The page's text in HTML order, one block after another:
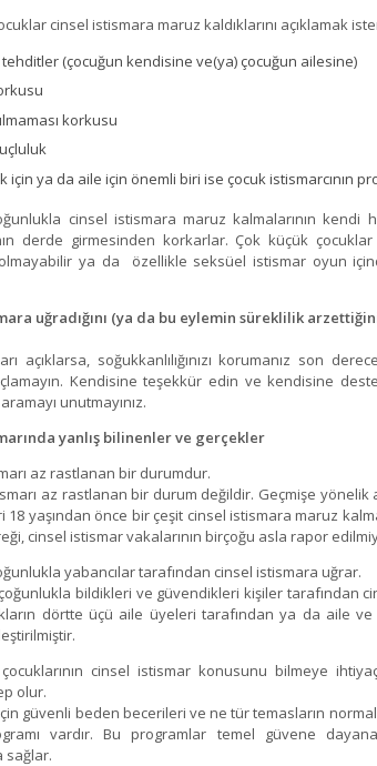
cinsel istismara maruz kaldıklarını açıklamak
(çocuğun kendisine ve(ya) çocuğun ailesine)
korkusu
için ya da aile için önemli biri ise çocuk istismarcının
cinsel istismara maruz kalmalarının kendi
derde girmesinden korkarlar. Çok küçük
ya da özellikle seksüel istismar oyun
uğradığını (ya da bu eylemin süreklilik
açıklarsa, soğukkanlılığınızı korumanız son
Kendisine teşekkür edin ve kendisine
unutmayınız.
yanlış bilinenler ve gerçekler
az rastlanan bir durumdur.
az rastlanan bir durum değildir. Geçmişe
yaşından önce bir çeşit cinsel istismara maruz
cinsel istismar vakalarının birçoğu asla rapor
yabancılar tarafından cinsel istismara uğrar.
bildikleri ve güvendikleri kişiler tarafından
dörtte üçü aile üyeleri tarafından ya da aile
cinsel istismar konusunu bilmeye
olur.
güvenli beden becerileri ve ne tür temasların
vardır. Bu programlar temel güvene
sağlar.